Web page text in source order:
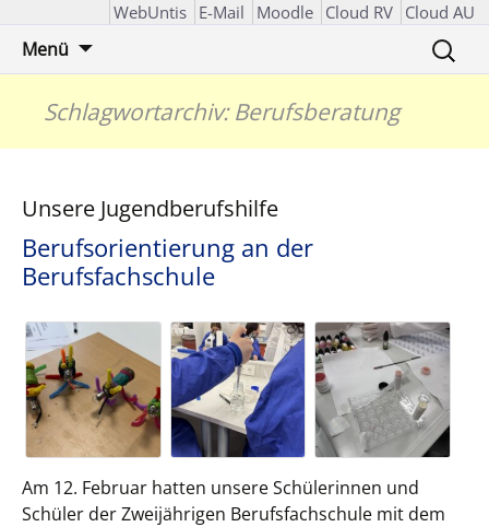
WebUntis E-Mail Moodle Cloud RV Cloud AU
Menü
Suchen
nach:
Schlagwortarchiv: Berufsberatung
Unsere Jugendberufshilfe
Berufsorientierung an der
Berufsfachschule
Am 12. Februar hatten unsere Schülerinnen und
Schüler der Zweijährigen Berufsfachschule mit dem